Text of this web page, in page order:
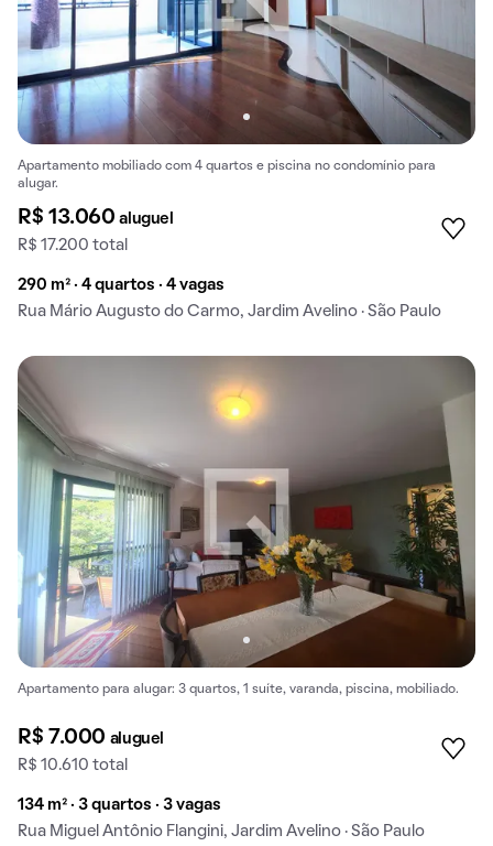
Apartamento mobiliado com 4 quartos e piscina no condomínio para
alugar.
R$ 13.060aluguel
R$ 17.200 total
290 m² · 4 quartos · 4 vagas
Rua Mário Augusto do Carmo, Jardim Avelino · São Paulo
Apartamento para alugar: 3 quartos, 1 suíte, varanda, piscina, mobiliado.
R$ 7.000 aluguel
R$ 10.610 total
134 m² · 3 quartos · 3 vagas
Rua Miguel Antônio Flangini, Jardim Avelino · São Paulo